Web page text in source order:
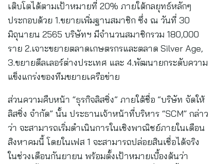
เติบโตได้ตามเป้าหมายที่ 20% ภายใต้กลยุทธ์หลักๆ
ประกอบด้วย 1.ขยายเพิ่มฐานสมาชิก ซึ่ง ณ วันที่ 30
มิถุนายน 2565 บริษัทฯ มีจำนวนสมาชิกรวม 180,000
ราย 2.เจาะขยายตลาดเกษตรกรและตลาด Silver Age,
3.ขยายดีลเลอร์ต่างประเทศ และ 4.พัฒนายกระดับความ
แข็งแกร่งของทีมขยายเครือข่าย
ส่วนความคืบหน้า “ธุรกิจลิสซิ่ง” ภายใต้ชื่อ “บริษัท จัดให้
ลิสซิ่ง จำกัด” นั้น ประธานเจ้าหน้าที่บริหาร “SCM” กล่าว
ว่า จะสามารถเริ่มดำเนินการในเชิงพาณิชย์ภายในเดือน
สิงหาคมนี้ โดยในเฟส 1 จะสามารถปล่อยสินเชื่อได้จริง
ในช่วงเดือนกันยายน พร้อมตั้งเป้าหมายเบื้องต้นว่า